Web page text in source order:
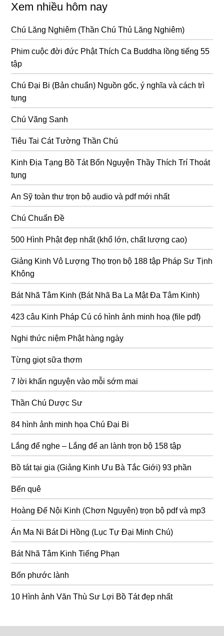
Xem nhiều hôm nay
Chú Lăng Nghiêm (Thần Chú Thủ Lăng Nghiêm)
Phim cuộc đời đức Phật Thích Ca Buddha lồng tiếng 55
tập
Chú Đại Bi (Bản chuẩn) Nguồn gốc, ý nghĩa và cách trì
tụng
Chú Vãng Sanh
Tiêu Tai Cát Tường Thần Chú
Kinh Địa Tạng Bồ Tát Bổn Nguyện Thầy Thích Trí Thoát
tụng
An Sỹ toàn thư trọn bộ audio và pdf mới nhất
Chú Chuẩn Đề
500 Hình Phật đẹp nhất (khổ lớn, chất lượng cao)
Giảng Kinh Vô Lượng Thọ trọn bộ 188 tập Pháp Sư Tịnh
Không
Bát Nhã Tâm Kinh (Bát Nhã Ba La Mật Đa Tâm Kinh)
423 câu Kinh Pháp Cú có hình ảnh minh hoạ (file pdf)
Nghi thức niệm Phật hàng ngày
Từng giọt sữa thơm
7 lời khấn nguyện vào mỗi sớm mai
Thần Chú Dược Sư
84 hình ảnh minh họa Chú Đại Bi
Lắng để nghe – Lắng để an lành trọn bộ 158 tập
Bồ tát tại gia (Giảng Kinh Ưu Bà Tắc Giới) 93 phần
Bến quê
Hoàng Đế Nội Kinh (Chơn Nguyên) trọn bộ pdf và mp3
Án Ma Ni Bát Di Hồng (Lục Tự Đại Minh Chú)
Bát Nhã Tâm Kinh Tiếng Phạn
Bốn phước lành
10 Hình ảnh Văn Thù Sư Lợi Bồ Tát đẹp nhất